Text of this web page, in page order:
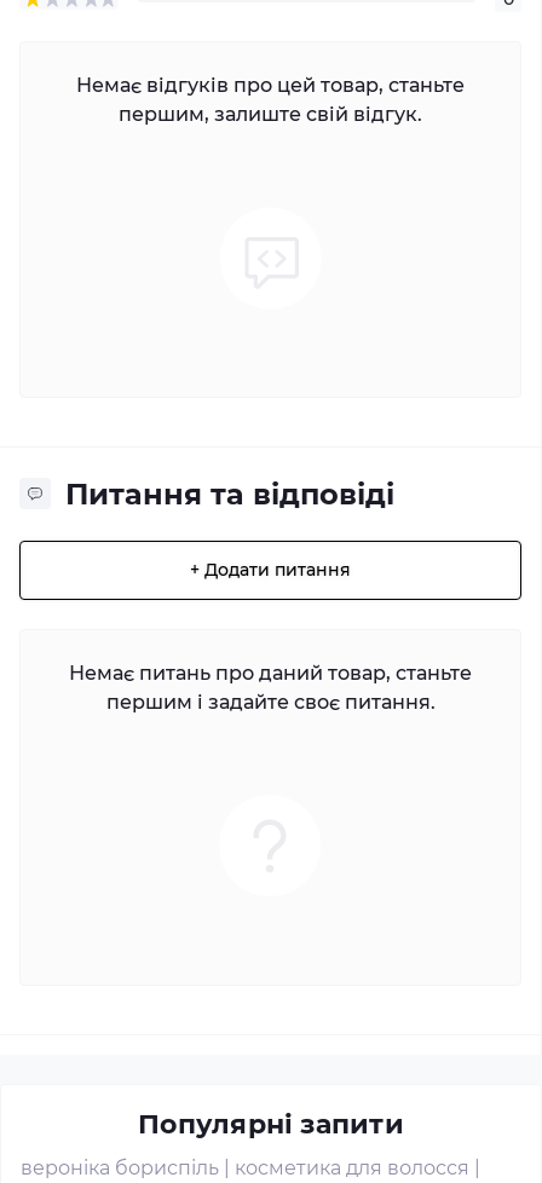
Немає відгуків про цей товар, станьте
першим, залиште свій відгук.
Питання та відповіді
+ Додати питання
Немає питань про даний товар, станьте
першим і задайте своє питання.
Популярні запити
вероніка бориспіль косметика для волосся